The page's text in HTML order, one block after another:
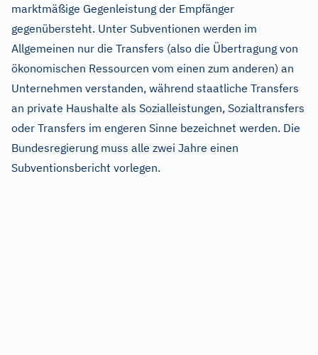
marktmäßige Gegenleistung der Empfänger
gegenübersteht. Unter Subventionen werden im
Allgemeinen nur die Transfers (also die Übertragung von
ökonomischen Ressourcen vom einen zum anderen) an
Unternehmen verstanden, während staatliche Transfers
an private Haushalte als Sozialleistungen, Sozialtransfers
oder Transfers im engeren Sinne bezeichnet werden. Die
Bundesregierung muss alle zwei Jahre einen
Subventionsbericht vorlegen.